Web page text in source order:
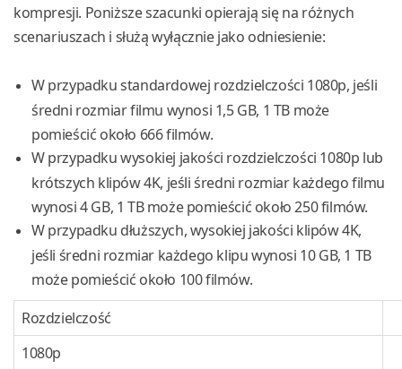
kompresji. Poniższe szacunki opierają się na różnych
scenariuszach i służą wyłącznie jako odniesienie:
W przypadku standardowej rozdzielczości 1080p, jeśli
średni rozmiar filmu wynosi 1,5 GB, 1 TB może
pomieścić około 666 filmów.
W przypadku wysokiej jakości rozdzielczości 1080p lub
krótszych klipów 4K, jeśli średni rozmiar każdego filmu
wynosi 4 GB, 1 TB może pomieścić około 250 filmów.
W przypadku dłuższych, wysokiej jakości klipów 4K,
jeśli średni rozmiar każdego klipu wynosi 10 GB, 1 TB
może pomieścić około 100 filmów.
Rozdzielczość
1080p